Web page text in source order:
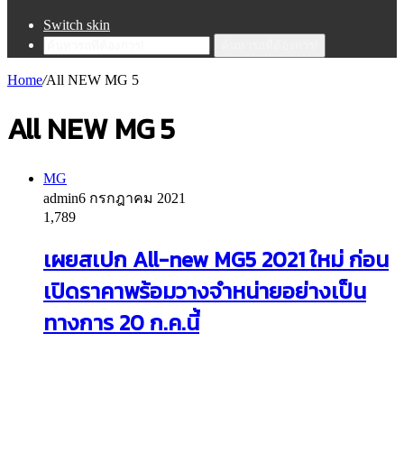
Switch skin
Home/All NEW MG 5
All NEW MG 5
MG
admin6 กรกฎาคม 2021
1,789
เผยสเปก All-new MG5 2021 ใหม่ ก่อน
เปิดราคาพร้อมวางจำหน่ายอย่างเป็น
ทางการ 20 ก.ค.นี้